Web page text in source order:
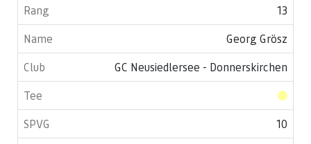
13
Georg Grösz
GC Neusiedlersee - Donnerskirchen
10